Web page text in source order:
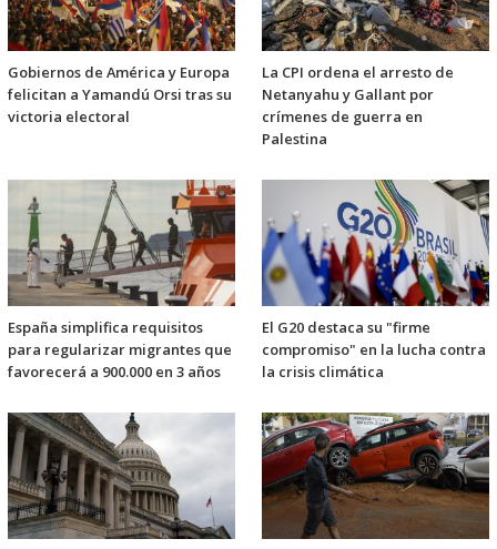
Gobiernos de América y Europa
felicitan a Yamandú Orsi tras su
victoria electoral
La CPI ordena el arresto de
Netanyahu y Gallant por
crímenes de guerra en
Palestina
España simplifica requisitos
para regularizar migrantes que
favorecerá a 900.000 en 3 años
El G20 destaca su "firme
compromiso" en la lucha contra
la crisis climática